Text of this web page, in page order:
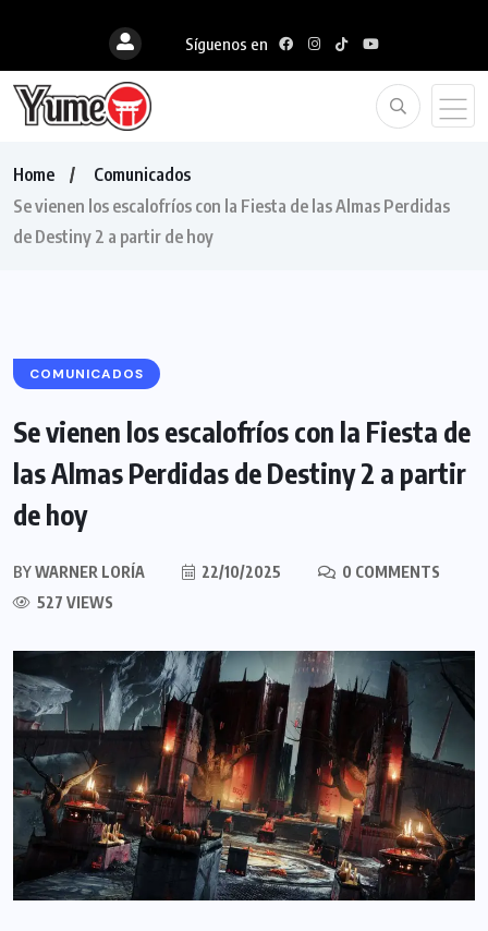
Síguenos en
Home
Comunicados
Se vienen los escalofríos con la Fiesta de las Almas Perdidas
de Destiny 2 a partir de hoy
COMUNICADOS
Se vienen los escalofríos con la Fiesta de
las Almas Perdidas de Destiny 2 a partir
de hoy
BYWARNER LORÍA 22/10/2025
0 COMMENTS
527 VIEWS